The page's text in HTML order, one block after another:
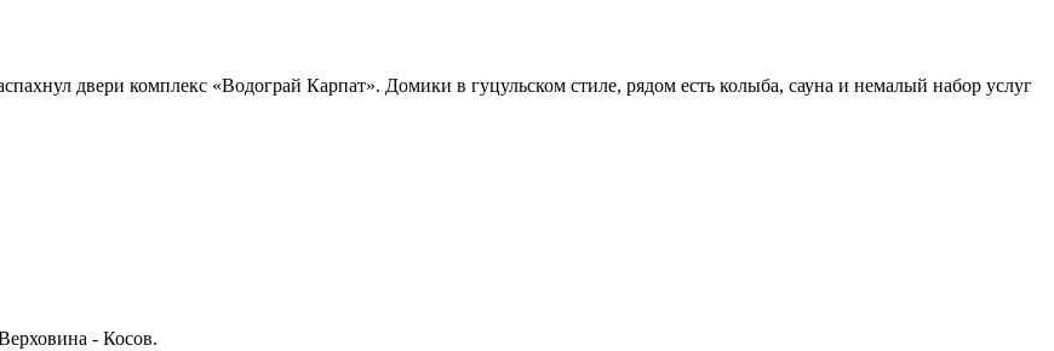
двери комплекс «Водограй Карпат». Домики в гуцульском стиле, рядом есть колыба, сауна и немалый набор услуг
- Косов.